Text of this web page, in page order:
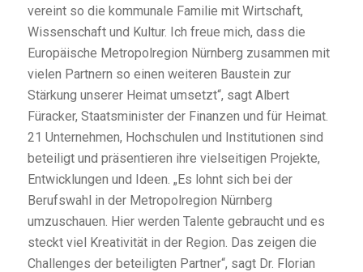
vereint so die kommunale Familie mit Wirtschaft,
Wissenschaft und Kultur. Ich freue mich, dass die
Europäische Metropolregion Nürnberg zusammen mit
vielen Partnern so einen weiteren Baustein zur
Stärkung unserer Heimat umsetzt“, sagt Albert
Füracker, Staatsminister der Finanzen und für Heimat.
21 Unternehmen, Hochschulen und Institutionen sind
beteiligt und präsentieren ihre vielseitigen Projekte,
Entwicklungen und Ideen. „Es lohnt sich bei der
Berufswahl in der Metropolregion Nürnberg
umzuschauen. Hier werden Talente gebraucht und es
steckt viel Kreativität in der Region. Das zeigen die
Challenges der beteiligten Partner“, sagt Dr. Florian